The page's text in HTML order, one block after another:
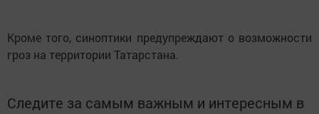
Кроме того, синоптики предупреждают о возможности
гроз на территории Татарстана.
Следите за самым важным и интересным в